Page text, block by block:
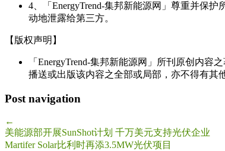
4、「EnergyTrend-集邦新能源网」尊重并保
动地泄露给第三方。
【版权声明】
「EnergyTrend-集邦新能源网」所刊原创内
播送或出版该内容之全部或局部，亦不得有其
Post navigation
←
美能源部开展SunShot计划 千万美元支持光伏企业
Martifer Solar比利时再添3.5MW光伏项目